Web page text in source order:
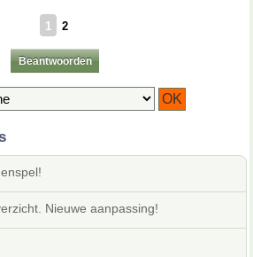
1 2
Beantwoorden
Nieuwe aanpassing!